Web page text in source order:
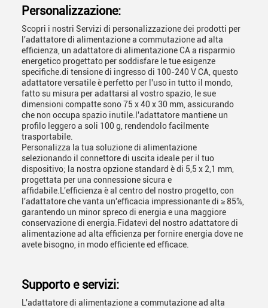
Personalizzazione:
Scopri i nostri Servizi di personalizzazione dei prodotti per
l'adattatore di alimentazione a commutazione ad alta
efficienza, un adattatore di alimentazione CA a risparmio
energetico progettato per soddisfare le tue esigenze
specifiche.di tensione di ingresso di 100-240 V CA, questo
adattatore versatile è perfetto per l'uso in tutto il mondo,
fatto su misura per adattarsi al vostro spazio, le sue
dimensioni compatte sono 75 x 40 x 30 mm, assicurando
che non occupa spazio inutile.l'adattatore mantiene un
profilo leggero a soli 100 g, rendendolo facilmente
trasportabile.
Personalizza la tua soluzione di alimentazione
selezionando il connettore di uscita ideale per il tuo
dispositivo; la nostra opzione standard è di 5,5 x 2,1 mm,
progettata per una connessione sicura e
affidabile.L'efficienza è al centro del nostro progetto, con
l'adattatore che vanta un'efficacia impressionante di ≥ 85%,
garantendo un minor spreco di energia e una maggiore
conservazione di energia.Fidatevi del nostro adattatore di
alimentazione ad alta efficienza per fornire energia dove ne
avete bisogno, in modo efficiente ed efficace.
Supporto e servizi:
L'adattatore di alimentazione a commutazione ad alta